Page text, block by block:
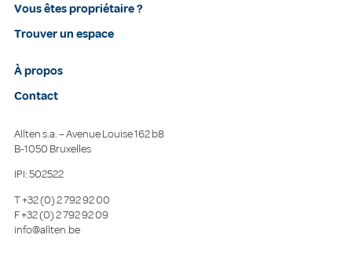
Vous êtes propriétaire ?
Trouver un espace
À propos
Contact
Allten s.a. – Avenue Louise 162 b8
B-1050 Bruxelles
IPI: 502522
T+32 (0) 2 792 92 00
F+32 (0) 2 792 92 09
info@allten.be